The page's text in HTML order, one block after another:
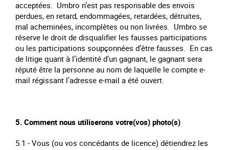
acceptées. Umbro n’est pas responsable des envois
perdues, en retard, endommagées, retardées, détruites,
mal acheminées, incomplètes ou non livrées. Umbro se
réserve le droit de disqualifier les fausses participations
ou les participations soupçonnées d’être fausses. En cas
de litige quant à l’identité d’un gagnant, le gagnant sera
réputé être la personne au nom de laquelle le compte e-
mail régissant l’adresse e-mail a été ouvert.
5. Comment nous utiliserons votre(vos) photo(s)
5.1 - Vous (ou vos concédants de licence) détiendrez les